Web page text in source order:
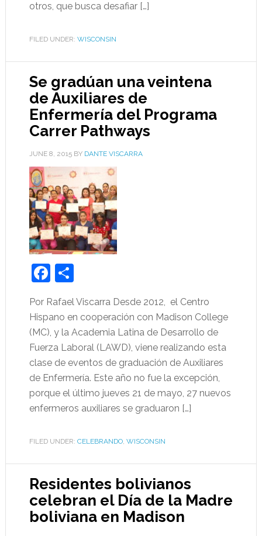
otros, que busca desafiar […]
FILED UNDER: WISCONSIN
Se gradúan una veintena
de Auxiliares de
Enfermería del Programa
Carrer Pathways
JUNE 8, 2015BY DANTE VISCARRA
Facebook
Share
Por Rafael Viscarra Desde 2012, el Centro
Hispano en cooperación con Madison College
(MC), y la Academia Latina de Desarrollo de
Fuerza Laboral (LAWD), viene realizando esta
clase de eventos de graduación de Auxiliares
de Enfermería. Este año no fue la excepción,
porque el último jueves 21 de mayo, 27 nuevos
enfermeros auxiliares se graduaron […]
FILED UNDER: CELEBRANDO, WISCONSIN
Residentes bolivianos
celebran el Día de la Madre
boliviana en Madison